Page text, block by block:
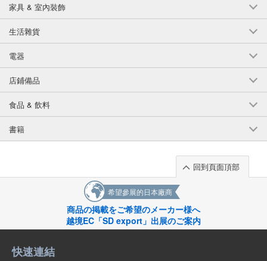
家具 & 室內裝飾
生活雜貨
電器
店鋪備品
食品 & 飲料
書籍
回到頁面頂部
希望參展的日本廠商
商品の掲載をご希望のメーカー様へ
越境EC「SD export」出展のご案内
快速連結